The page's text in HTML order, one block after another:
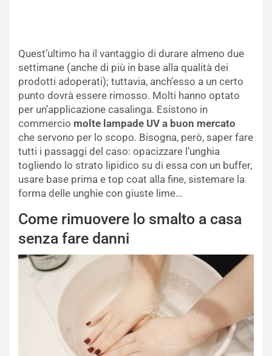
Quest’ultimo ha il vantaggio di durare almeno due
settimane (anche di più in base alla qualità dei
prodotti adoperati); tuttavia, anch’esso a un certo
punto dovrà essere rimosso. Molti hanno optato
per un’applicazione casalinga. Esistono in
commercio molte lampade UV a buon mercato
che servono per lo scopo. Bisogna, però, saper fare
tutti i passaggi del caso: opacizzare l’unghia
togliendo lo strato lipidico su di essa con un buffer,
usare base prima e top coat alla fine, sistemare la
forma delle unghie con giuste lime…
Come rimuovere lo smalto a casa
senza fare danni